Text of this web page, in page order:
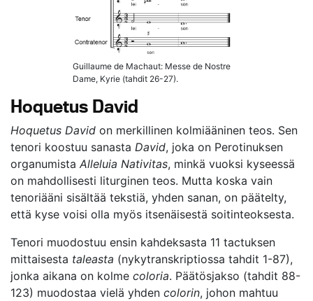
Guillaume de Machaut: Messe de Nostre
Dame, Kyrie (tahdit 26-27).
Hoquetus David
Hoquetus David on merkillinen kolmiääninen teos. Sen
tenori koostuu sanasta David, joka on Perotinuksen
organumista Alleluia Nativitas, minkä vuoksi kyseessä
on mahdollisesti liturginen teos. Mutta koska vain
tenoriääni sisältää tekstiä, yhden sanan, on päätelty,
että kyse voisi olla myös itsenäisestä soitinteoksesta.
Tenori muodostuu ensin kahdeksasta 11 tactuksen
mittaisesta taleasta (nykytranskriptiossa tahdit 1-87),
jonka aikana on kolme coloria. Päätösjakso (tahdit 88-
123) muodostaa vielä yhden colorin, johon mahtuu